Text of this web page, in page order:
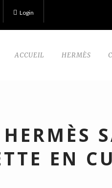
Login
ACCUEIL HERMÈS
EN